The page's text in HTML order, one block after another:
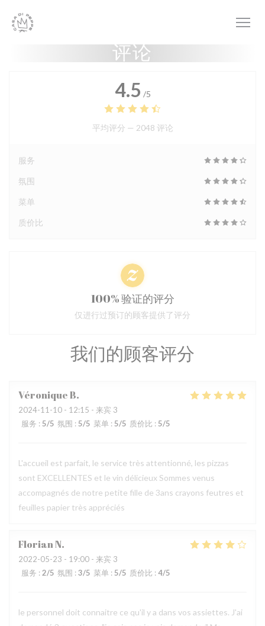
评论
我们的顾客评分
VéroniqueB
2024-11-10 - 12:15 - 来宾 3
服务 : 5/5 氛围 : 5/5 菜单 : 5/5 质价比 : 5/5
L'accueil est parfait, le service très attentionné, les pizzas
sont EXCELLENTES et le vin délicieux Sommes venus
accompagnés de notre petite fille de 3ans crayons feutres et
feuilles papier très appréciés
FlorianN
2022-05-23 - 19:00 - 来宾 3
服务 : 2/5 氛围 : 3/5 菜单 : 5/5 质价比 : 4/5
le personnel doit connaitre ce qu'il y a dans vos assiettes. J'ai
4.5 /5
平均评分 — 2048 评论
服务
氛围
菜单
质价比
100% 验证的评分
仅进行过预订的顾客提供了评分